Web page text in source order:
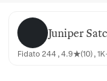
Juniper Satchel
Juniper
Fidato 244 , 4.9★(10) ,